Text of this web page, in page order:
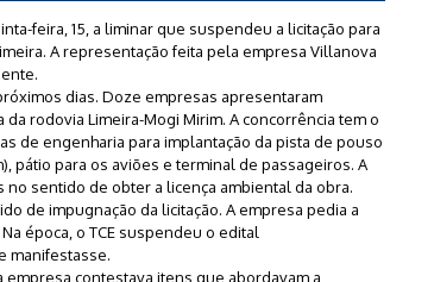
feira, 15, a liminar que suspendeu a licitação para
A representação feita pela empresa Villanova
dias. Doze empresas apresentaram
rodovia Limeira-Mogi Mirim. A concorrência tem o
de engenharia para implantação da pista de pouso
pátio para os aviões e terminal de passageiros. A
sentido de obter a licença ambiental da obra.
de impugnação da licitação. A empresa pedia a
época, o TCE suspendeu o edital
manifestasse.
contestava itens que abordavam a